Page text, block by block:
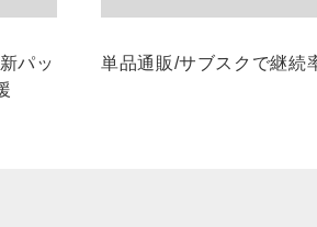
パッ
単品通販/サブスクで継続